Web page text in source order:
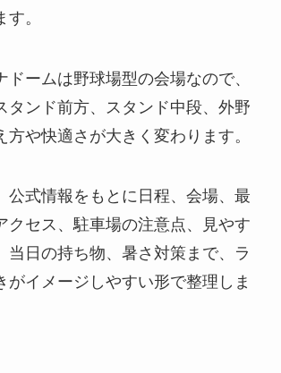
。
ドームは野球場型の会場なので、
タンド前方、スタンド中段、外野
方や快適さが大きく変わります。
公式情報をもとに日程、会場、最
クセス、駐車場の注意点、見やす
当日の持ち物、暑さ対策まで、ラ
がイメージしやすい形で整理しま